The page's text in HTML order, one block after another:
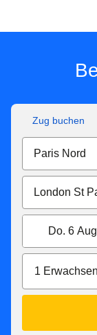
Zug buchen
Do. 6
1